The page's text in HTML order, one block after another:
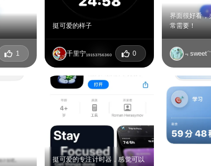
1
挺可爱的样子
千里宁₁₉₁₅₃₇₅₆₃₆₀ 0
界面很好看，
常需要！
挺可爱的专注计时器，感觉可以